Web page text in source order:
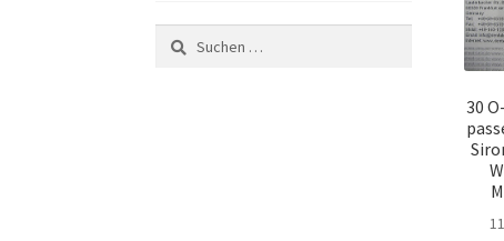
30
Suchen
nach: